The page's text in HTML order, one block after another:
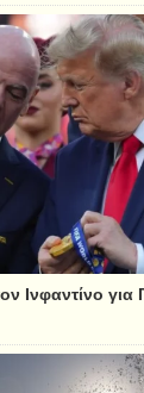
Ινφαντίνο για